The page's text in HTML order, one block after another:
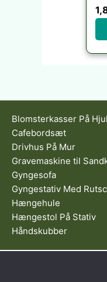
Blomsterkasser På Hjul
Cafebordsæt
Drivhus På Mur
Gravemaskine til
Gyngesofa
Gyngestativ Med
Hængehule
Hængestol På Stativ
Håndskubber